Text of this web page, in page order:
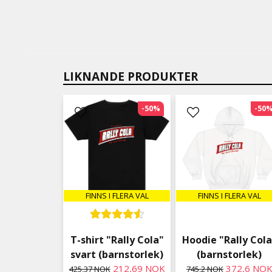
LIKNANDE PRODUKTER
FINNS I FLERA VAL
T-shirt "Rally Cola"
svart (barnstorlek)
425,37 NOK 212,69 NOK
-50%
FINNS I FLERA VAL
Hoodie "Rally
(barnstorlek)
745,2 NOK 372,6 NOK
-50%